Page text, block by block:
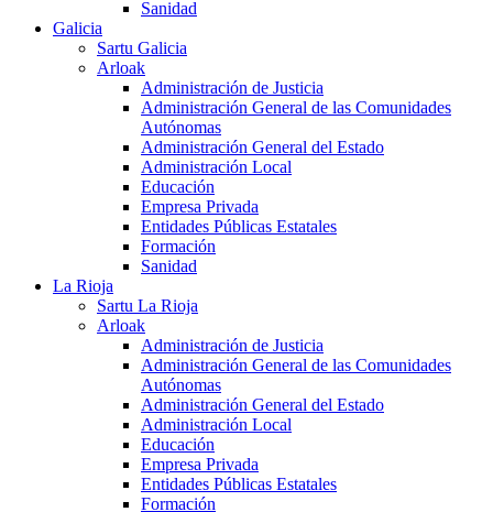
Sanidad
Galicia
Sartu Galicia
Arloak
Administración de Justicia
Administración General de las Comunidades
Autónomas
Administración General del Estado
Administración Local
Educación
Empresa Privada
Entidades Públicas Estatales
Formación
Sanidad
La Rioja
Sartu La Rioja
Arloak
Administración de Justicia
Administración General de las Comunidades
Autónomas
Administración General del Estado
Administración Local
Educación
Empresa Privada
Entidades Públicas Estatales
Formación